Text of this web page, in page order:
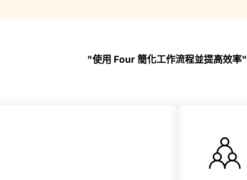
"使用 Four 簡化工作流程並提高效率"